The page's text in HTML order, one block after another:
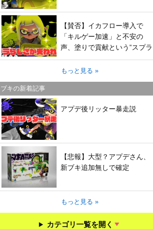
【賛否】イカフロー導入で
「キルゲー加速」と不安の
声、塗りで貢献という”スプラ
らしさ”は失われてしまうのか
もっと見る »
ブキの新着記事
アプデ後リッター暴走説
【悲報】大型？アプデさん、
新ブキ追加無しで確定
もっと見る »
カテゴリ一覧を開く